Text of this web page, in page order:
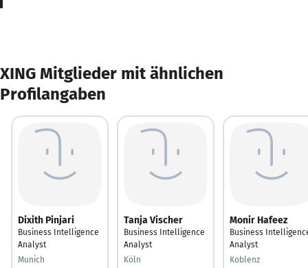
XING Mitglieder mit ähnlichen
Profilangaben
Dixith Pinjari
Business Intelligence
Analyst
Munich
Tanja Vischer
Business Intelligence
Analyst
Köln
Monir Hafeez
Business
Analyst
Koblenz